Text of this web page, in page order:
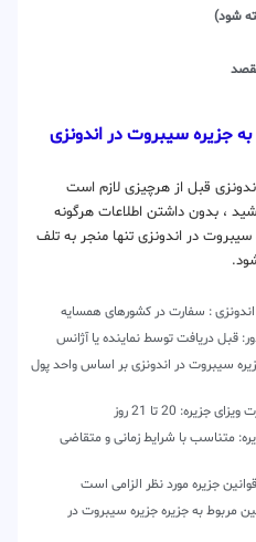
شود)
به جزیره سیبروت در اندونزی
قبل از هرچیزی لازم است
، بدون داشتن اطلاعات هرگونه
در اندونزی تنها منجر به تلف
: سفارت در کشورهای همسایه
قبل دریافت توسط نماینده یا آژانس
سیبروت در اندونزی بر اساس واحد پول
20 تا 21 روز
متناسب با شرایط زمانی و متقاضی
جزیره مورد نظر الزامی است
مربوط به جزیره جزیره سیبروت در